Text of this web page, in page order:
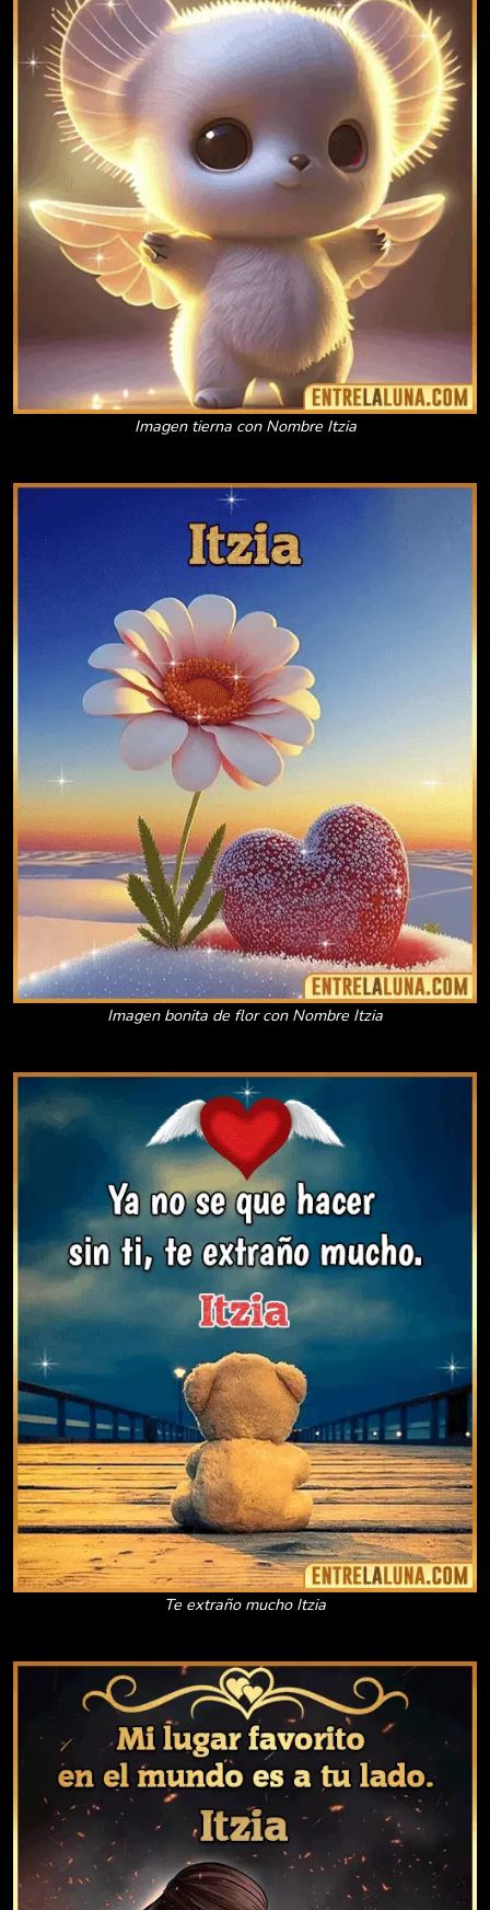
Imagen tierna con Nombre Itzia
Imagen bonita de flor con Nombre Itzia
Te extraño mucho Itzia